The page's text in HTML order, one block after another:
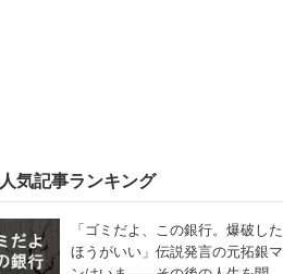
人気記事ランキング
「ゴミだよ、この銀行。爆破した
ほうがいい」伝説発言の元拓銀マ